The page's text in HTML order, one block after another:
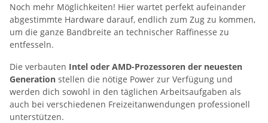
Noch mehr Möglichkeiten! Hier wartet perfekt aufeinander
abgestimmte Hardware darauf, endlich zum Zug zu kommen,
um die ganze Bandbreite an technischer Raffinesse zu
entfesseln.
Die verbauten Intel oder AMD-Prozessoren der neuesten
Generation stellen die nötige Power zur Verfügung und
werden dich sowohl in den täglichen Arbeitsaufgaben als
auch bei verschiedenen Freizeitanwendungen professionell
unterstützen.